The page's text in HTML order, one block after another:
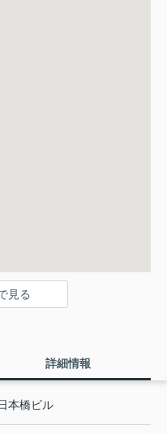
見る
詳細情報
本橋ビル